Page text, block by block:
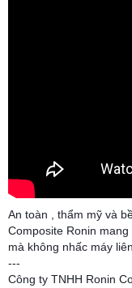
An toàn , thẩm mỹ và
Composite Ronin
mà không nhấc máy
---
Công ty TNHH Ronin